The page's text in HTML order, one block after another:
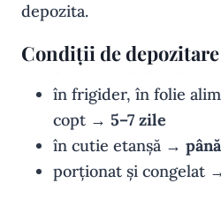
depozita.
Condiții de depozitare
în frigider, în folie
copt → 5–7 zile
în cutie etanșă →
porționat și congelat